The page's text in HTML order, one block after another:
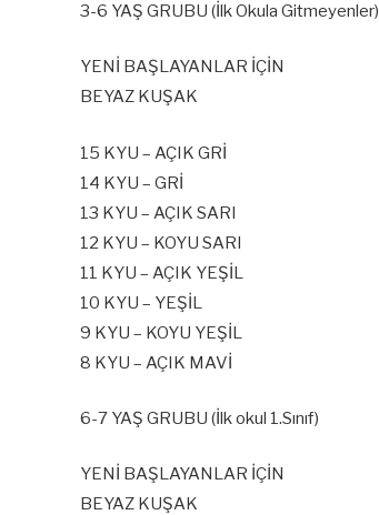
3-6 YAŞ GRUBU (İlk Okula Gitmeyenler)
YENİ BAŞLAYANLAR İÇİN
BEYAZ KUŞAK
15 KYU – AÇIK GRİ
14 KYU – GRİ
13 KYU – AÇIK SARI
12 KYU – KOYU SARI
11 KYU – AÇIK YEŞİL
10 KYU – YEŞİL
9 KYU – KOYU YEŞİL
8 KYU – AÇIK MAVİ
6-7 YAŞ GRUBU (İlk okul 1.Sınıf)
YENİ BAŞLAYANLAR İÇİN
BEYAZ KUŞAK